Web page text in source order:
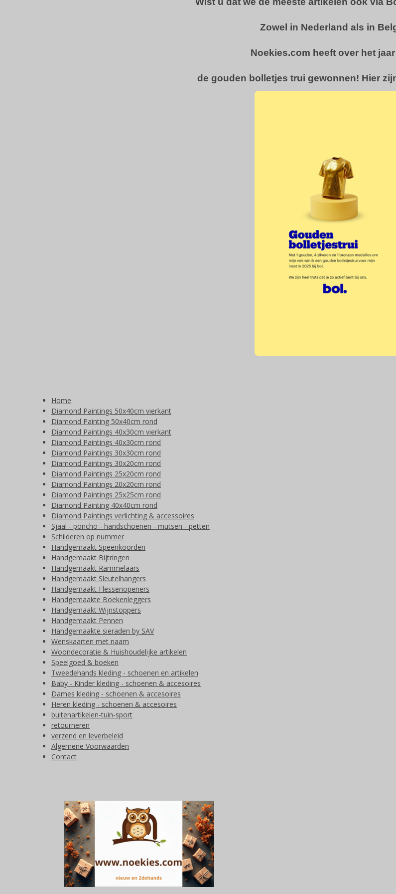
Zowel in Nederland als in
Noekies.com heeft over het jaar
de gouden bolletjes trui gewonnen! Hier
Home
Diamond Paintings 50x40cm vierkant
Diamond Painting 50x40cm rond
Diamond Paintings 40x30cm vierkant
Diamond Paintings 40x30cm rond
Diamond Paintings 30x30cm rond
Diamond Paintings 30x20cm rond
Diamond Paintings 25x20cm rond
Diamond Paintings 20x20cm rond
Diamond Paintings 25x25cm rond
Diamond Painting 40x40cm rond
Diamond Paintings verlichting & accessoires
Sjaal - poncho - handschoenen - mutsen - petten
Schilderen op nummer
Handgemaakt Speenkoorden
Handgemaakt Bijtringen
Handgemaakt Rammelaars
Handgemaakt Sleutelhangers
Handgemaakt Flessenopeners
Handgemaakte Boekenleggers
Handgemaakt Wijnstoppers
Handgemaakt Pennen
Handgemaakte sieraden by SAV
Wenskaarten met naam
Woondecoratie & Huishoudelijke artikelen
Speelgoed & boeken
Tweedehands kleding - schoenen en artikelen
Baby - Kinder kleding - schoenen & accesoires
Dames kleding - schoenen & accesoires
Heren kleding - schoenen & accesoires
buitenartikelen-tuin-sport
retourneren
verzend en leverbeleid
Algemene Voorwaarden
Contact